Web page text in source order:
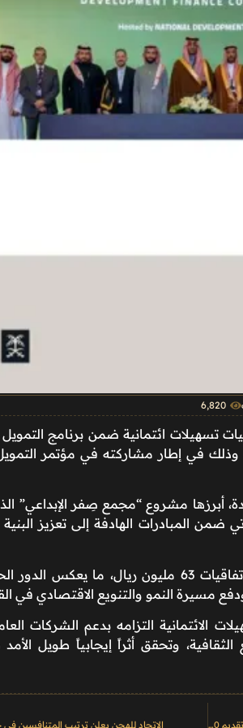
6٬820
تسهيلات ائتمانية ضمن برنامج التمويل
في إطار مشاركته في مؤتمر
أبرزها مشروع “مجمع صِفر الإبداعي”
ضمن المبادرات الهادفة إلى تعزيز البنية
وتجاوزت قيمة التمويلات المقدمة عبر هذه الاتفاقيات 63 مليون
مسيرة النمو والتنويع الاقتصادي في
الائتمانية التزامه بدعم الشركات
الثقافية، وتحقق أثراً إيجابياً طويل
فهد بن حثلين يعلن تدشين ميدان الوبال والمزاد في تحديث سنام وتقديم 50 ألف سنام لكل لاعب الاتحاد للهجن يعلن ترتيب المتنافسين